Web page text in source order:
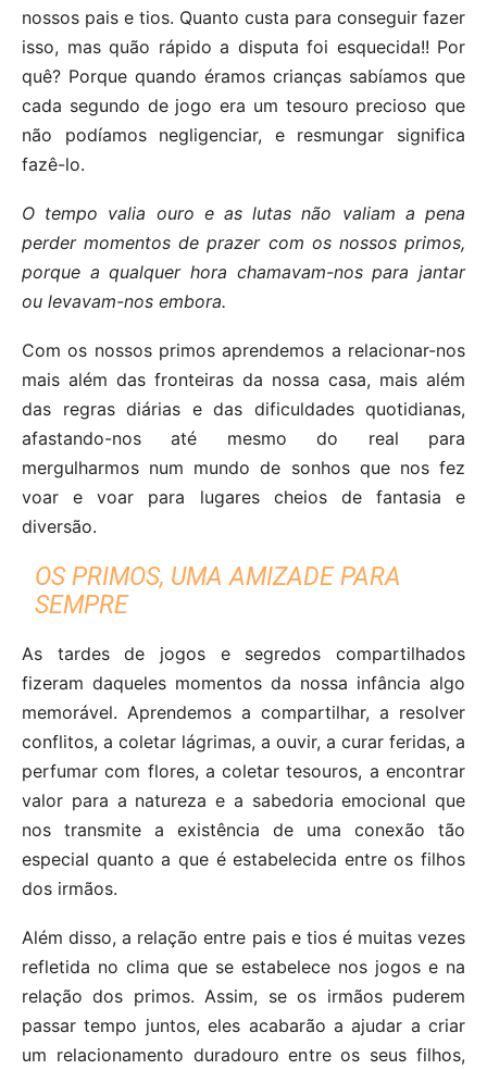
nossos pais e tios. Quanto custa para conseguir fazer
isso, mas quão rápido a disputa foi esquecida!! Por
quê? Porque quando éramos crianças sabíamos que
cada segundo de jogo era um tesouro precioso que
não podíamos negligenciar, e resmungar significa
fazê-lo.
O tempo valia ouro e as lutas não valiam a pena
perder momentos de prazer com os nossos primos,
porque a qualquer hora chamavam-nos para jantar
ou levavam-nos embora.
Com os nossos primos aprendemos a relacionar-nos
mais além das fronteiras da nossa casa, mais além
das regras diárias e das dificuldades quotidianas,
afastando-nos até mesmo do real para
mergulharmos num mundo de sonhos que nos fez
voar e voar para lugares cheios de fantasia e
diversão.
OS PRIMOS, UMA AMIZADE PARA
SEMPRE
As tardes de jogos e segredos compartilhados
fizeram daqueles momentos da nossa infância algo
memorável. Aprendemos a compartilhar, a resolver
conflitos, a coletar lágrimas, a ouvir, a curar feridas, a
perfumar com flores, a coletar tesouros, a encontrar
valor para a natureza e a sabedoria emocional que
nos transmite a existência de uma conexão tão
especial quanto a que é estabelecida entre os filhos
dos irmãos.
Além disso, a relação entre pais e tios é muitas vezes
refletida no clima que se estabelece nos jogos e na
relação dos primos. Assim, se os irmãos puderem
passar tempo juntos, eles acabarão a ajudar a criar
um relacionamento duradouro entre os seus filhos,